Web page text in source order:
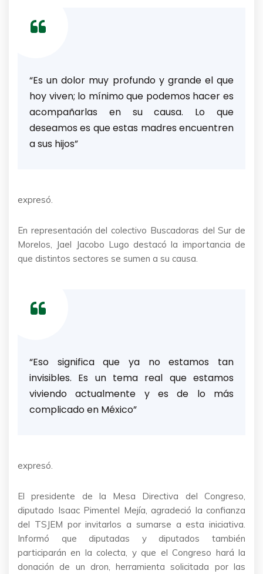
“Es un dolor muy profundo y grande el que
hoy viven; lo mínimo que podemos hacer es
acompañarlas en su causa. Lo que
deseamos es que estas madres encuentren
a sus hijos”
expresó.
En representación del colectivo Buscadoras del Sur de
Morelos, Jael Jacobo Lugo destacó la importancia de
que distintos sectores se sumen a su causa.
“Eso significa que ya no estamos tan
invisibles. Es un tema real que estamos
viviendo actualmente y es de lo más
complicado en México”
expresó.
El presidente de la Mesa Directiva del Congreso,
diputado Isaac Pimentel Mejía, agradeció la confianza
del TSJEM por invitarlos a sumarse a esta iniciativa.
Informó que diputadas y diputados también
participarán en la colecta, y que el Congreso hará la
donación de un dron, herramienta solicitada por las